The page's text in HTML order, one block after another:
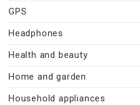
GPS
Headphones
Health and beauty
Home and garden
Household appliances